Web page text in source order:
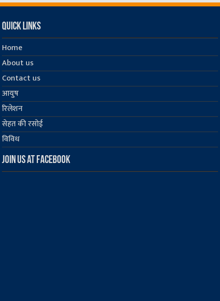
Quick Links
Home
About us
Contact us
आयुष
रिलेशन
सेहत की रसोई
विविध
Join us at Facebook